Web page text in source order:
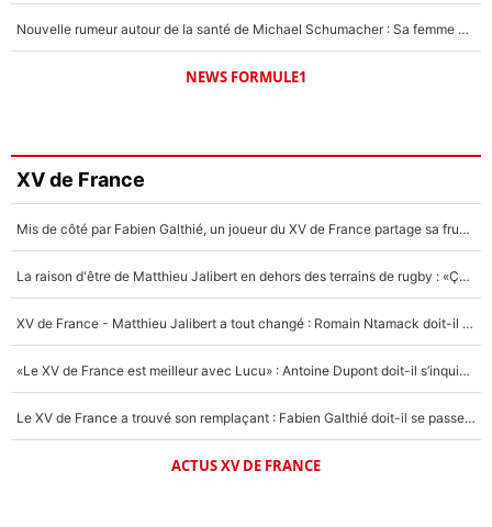
Nouvelle rumeur autour de la santé de Michael Schumacher : Sa femme Corinna sort du silence
NEWS FORMULE1
XV de France
Mis de côté par Fabien Galthié, un joueur du XV de France partage sa frustration : «ils ne me l’ont pas dit tout de suite»
La raison d'être de Matthieu Jalibert en dehors des terrains de rugby : «Ça m'atteint autant que si tu touches à un membre de ma famille»
XV de France - Matthieu Jalibert a tout changé : Romain Ntamack doit-il s’inquiéter pour sa place à un an de la Coupe du monde ?
«Le XV de France est meilleur avec Lucu» : Antoine Dupont doit-il s’inquiéter pour sa place ?
Le XV de France a trouvé son remplaçant : Fabien Galthié doit-il se passer d'Antoine Dupont ?
ACTUS XV DE FRANCE